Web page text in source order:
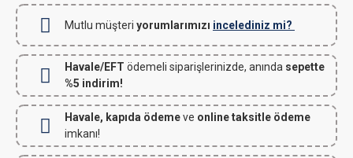
Mutlu müşteri yorumlarımızı incelediniz mi?
Havale/EFT ödemeli siparişlerinizde, anında sepette
%5 indirim!
Havale, kapıda ödemeve online taksitle ödeme
imkanı!